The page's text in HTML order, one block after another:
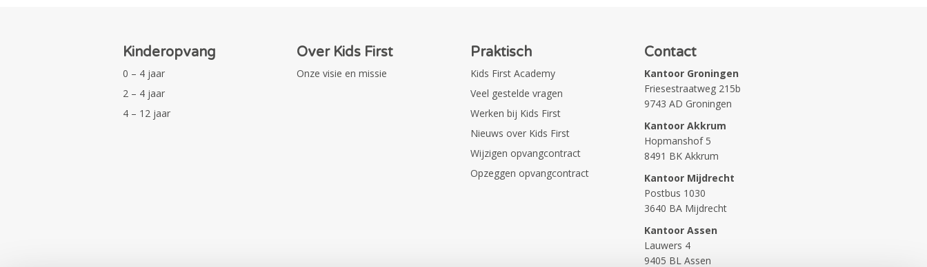
Kinderopvang
0 – 4 jaar
2 – 4 jaar
4 – 12 jaar
Over Kids First
Onze visie en missie
Praktisch
Kids First Academy
Veel gestelde vragen
Werken bij Kids First
Nieuws over Kids First
Wijzigen opvangcontract
Opzeggen opvangcontract
Contact
Kantoor Groningen
Friesestraatweg 215b
9743 AD Groningen
Kantoor Akkrum
Hopmanshof 5
8491 BK Akkrum
Kantoor Mijdrecht
Postbus 1030
3640 BA Mijdrecht
Kantoor Assen
Lauwers 4
9405 BL Assen